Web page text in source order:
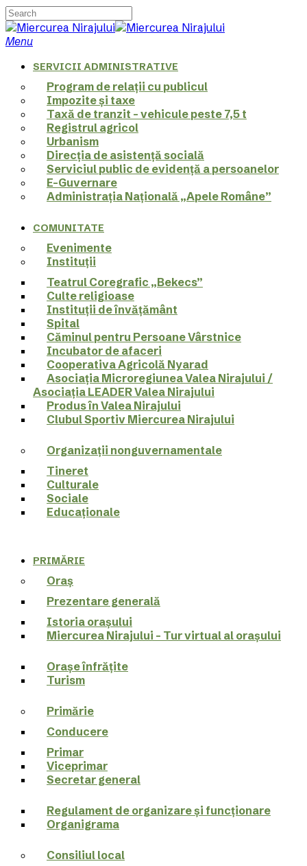
Skip
to
main
Close
Search
search
Menu
SERVICII ADMINISTRATIVE
Program de relații cu publicul
Impozite și taxe
Taxă de tranzit – vehicule peste 7,5 t
Registrul agricol
Urbanism
Direcția de asistență socială
Serviciul public de evidență a persoanelor
E-Guvernare
Administrația Națională „Apele Române”
COMUNITATE
Evenimente
Instituții
Teatrul Coregrafic „Bekecs”
Culte religioase
Instituții de învățământ
Spital
Căminul pentru Persoane Vârstnice
Incubator de afaceri
Cooperativa Agricolă Nyarad
Asociația Microregiunea Valea Nirajului /
Asociația LEADER Valea Nirajului
Produs în Valea Nirajului
Clubul Sportiv Miercurea Nirajului
Organizații nonguvernamentale
Tineret
Culturale
Sociale
Educaționale
PRIMĂRIE
Oraş
Prezentare generală
Istoria orașului
Miercurea Nirajului – Tur virtual al orașului
Orașe înfrățite
Turism
Primărie
Conducere
Primar
Viceprimar
Secretar general
Regulament de organizare și funcționare
Organigrama
Consiliul local